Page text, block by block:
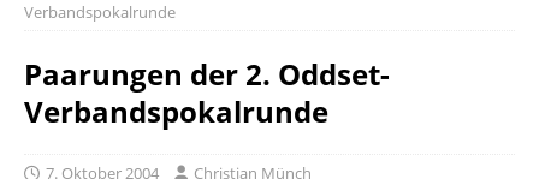
Verbandspokalrunde
Paarungen der 2. Oddset-
Verbandspokalrunde
7. Oktober 2004 Christian Münch